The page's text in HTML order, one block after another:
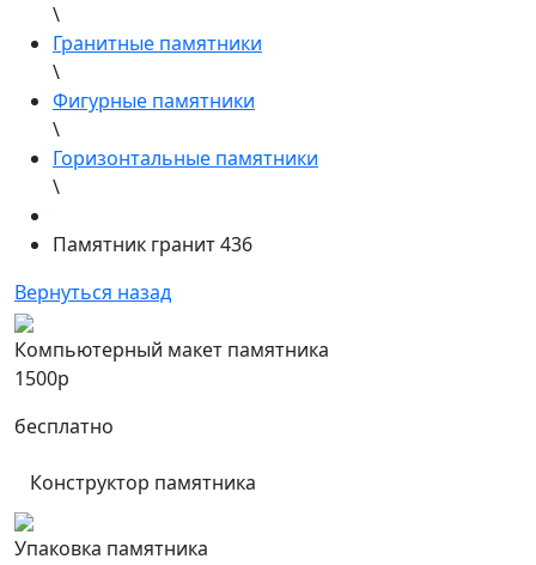
\
Гранитные памятники
\
Фигурные памятники
\
Горизонтальные памятники
\
Памятник гранит 436
Вернуться назад
Компьютерный макет памятника
1500р
бесплатно
Конструктор памятника
Упаковка памятника